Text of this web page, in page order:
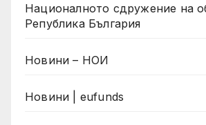
Националното сдружение на
Република България
Новини – НОИ
Новини | eufunds